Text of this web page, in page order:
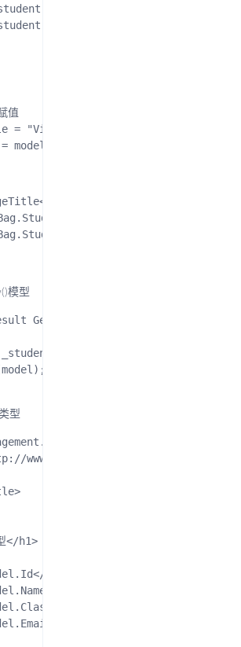
div>
div>
值
= "ViewBag标题";
h1>
div>
模型
GetView()
型
www.w3.org/1999/xhtml">
</h1>
li>
li>
li>
li>